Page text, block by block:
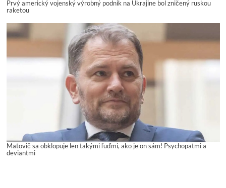
Prvý americký vojenský výrobný podnik na Ukrajine bol zničený ruskou
raketou
Matovič sa obklopuje len takými ľuďmi, ako je on sám! Psychopatmi a
deviantmi